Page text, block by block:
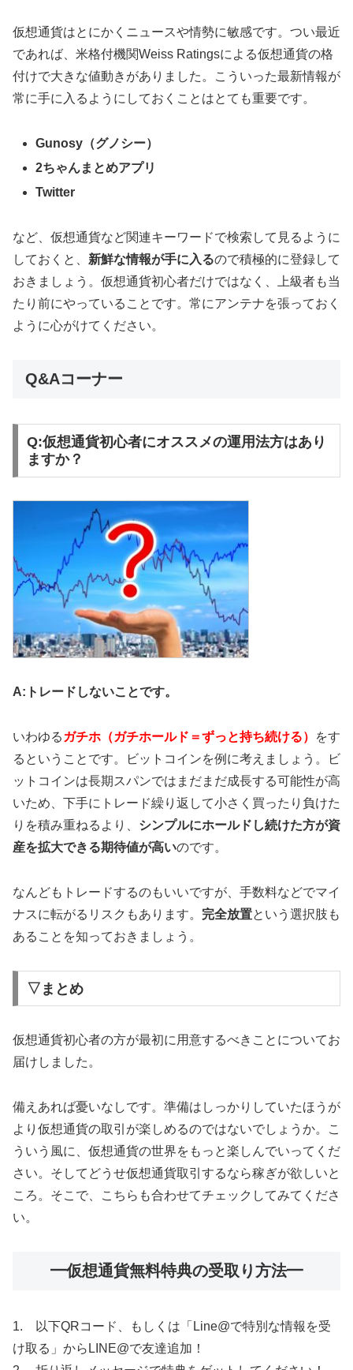
仮想通貨はとにかくニュースや情勢に敏感です。つい最近
であれば、米格付機関Weiss Ratingsによる仮想通貨の格
付けで大きな値動きがありました。こういった最新情報が
常に手に入るようにしておくことはとても重要です。
Gunosy（グノシー）
2ちゃんまとめアプリ
Twitter
など、仮想通貨など関連キーワードで検索して見るように
しておくと、 新鮮な情報が手に入るので積極的に登録して
おきましょう。仮想通貨初心者だけではなく、上級者も当
たり前にやっていることです。常にアンテナを張っておく
ように心がけてください。
Q&Aコーナー
Q:仮想通貨初心者にオススメの運用法方はあり
ますか？
A:トレードしないことです。
いわゆる ガチホ （ガチホールド＝ずっと持ち続ける）
をす
ると いうことです。ビットコインを例に考えましょう。ビ
ットコインは長期スパンではまだまだ成長する可能性が高
いため、下手にトレード繰り返して小さく買ったり負けた
りを積み重ねるより、 シンプルにホールドし続けた方が資
産を拡大できる期待値が高いのです。
なんどもトレードするのもいいですが、手数料などでマイ
ナスに転がるリスクもあります。 完全放置という選択肢も
あることを知っておきましょう。
▽まとめ
仮想通貨初心者の方が最初に用意するべきことについてお
届けしました。
備えあれば憂いなしです。準備はしっかりしていたほうが
より仮想通貨の取引が楽しめるのではないでしょうか。こ
ういう風に、仮想通貨の世界をもっと楽しんでいってくだ
さい。そしてどうせ仮想通貨取引するなら稼ぎが欲しいと
ころ。そこで、こちらも合わせてチェックしてみてくださ
い。
━仮想通貨無料特典の受取り方法━
1. 以下QRコード、もしくは「Line@で特別な情報を受
け取る」からLINE@で友達追加！